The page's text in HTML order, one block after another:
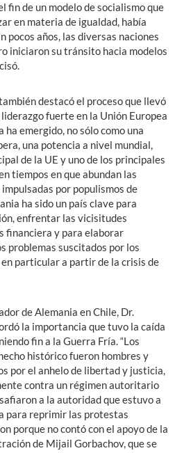
fin de un modelo de socialismo que
en materia de igualdad, había
pocos años, las diversas naciones
iniciaron su tránsito hacia modelos
destacó el proceso que llevó
fuerte en la Unión Europea
ha emergido, no sólo como una
una potencia a nivel mundial,
de la UE y uno de los principales
tiempos en que abundan las
por populismos de
ha sido un país clave para
enfrentar las vicisitudes
financiera y para elaborar
problemas suscitados por los
particular a partir de la crisis de
de Alemania en Chile, Dr.
la importancia que tuvo la caída
fin a la Guerra Fría. “Los
histórico fueron hombres y
por el anhelo de libertad y justicia,
contra un régimen autoritario
a la autoridad que estuvo a
para reprimir las protestas
porque no contó con el apoyo de la
de Mijail Gorbachov, que se